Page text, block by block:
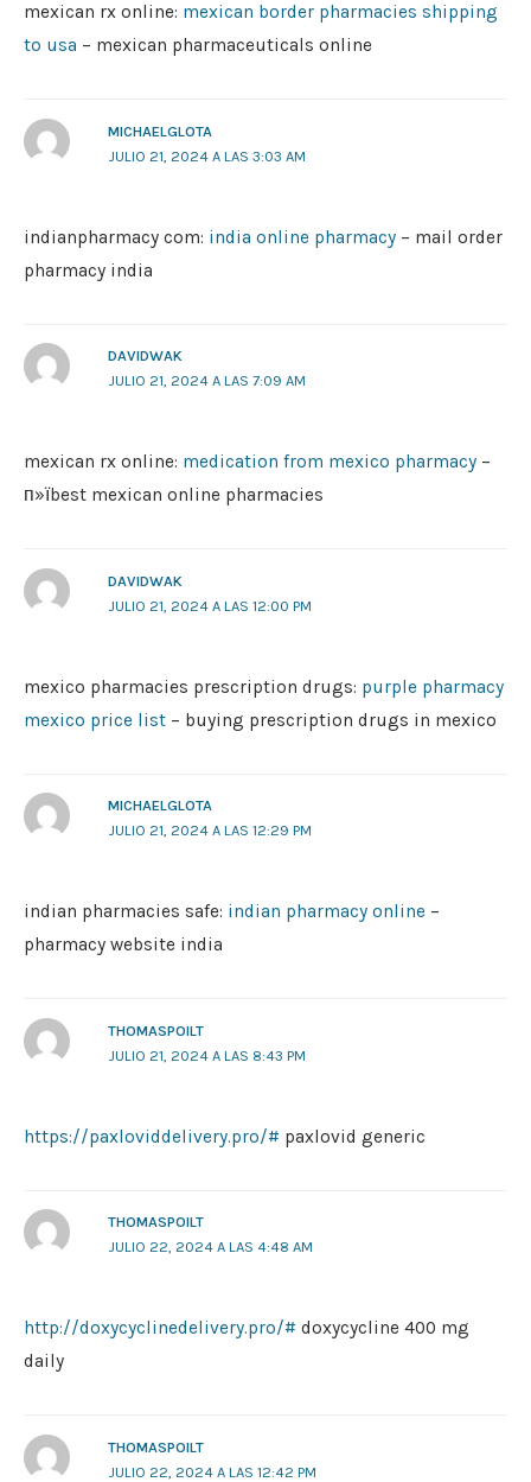
mexican rx online: mexican border pharmacies shipping
to usa – mexican pharmaceuticals online
MICHAELGLOTA
JULIO 21, 2024 A LAS 3:03 AM
indianpharmacy com: india online pharmacy – mail order
pharmacy india
DAVIDWAK
JULIO 21, 2024 A LAS 7:09 AM
mexican rx online: medication from mexico pharmacy –
п»їbest mexican online pharmacies
DAVIDWAK
JULIO 21, 2024 A LAS 12:00 PM
mexico pharmacies prescription drugs: purple pharmacy
mexico price list – buying prescription drugs in mexico
MICHAELGLOTA
JULIO 21, 2024 A LAS 12:29 PM
indian pharmacies safe: indian pharmacy online –
pharmacy website india
THOMASPOILT
JULIO 21, 2024 A LAS 8:43 PM
https://paxloviddelivery.pro/# paxlovid generic
THOMASPOILT
JULIO 22, 2024 A LAS 4:48 AM
http://doxycyclinedelivery.pro/# doxycycline 400 mg
daily
THOMASPOILT
JULIO 22, 2024 A LAS 12:42 PM